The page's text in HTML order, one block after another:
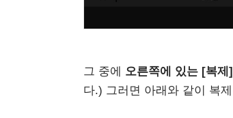
그 중에 오른쪽에 있는 [복제
다.) 그러면 아래와 같이 복